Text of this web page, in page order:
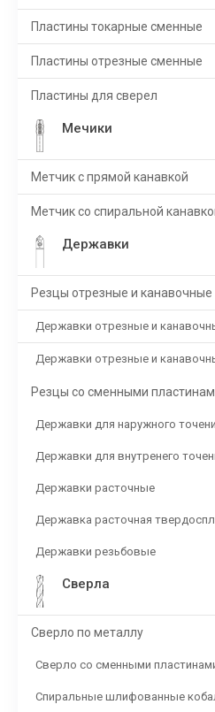
Пластины токарные сменные
Пластины отрезные сменные
Пластины для сверел
Мечики
Метчик с прямой канавкой
Метчик со спиральной
Державки
Резцы отрезные и канавочные
Державки отрезные и
Державки отрезные и
Резцы со сменными
Державки для наружного
Державки для внутренего
Державки расточные
Державка расточная
Державки резьбовые
Сверла
Сверло по металлу
Сверло со сменными
Спиральные шлифованные